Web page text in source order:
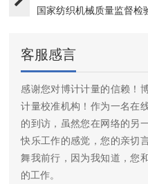
国家纺织机械质量监督
客服感言
感谢您对博计计量的信赖！
计量校准机构！作为一名在
的到访，虽然您在网络的另
快乐工作的感觉，您的亲切
舞我前行，因为我知道，您
的工作。